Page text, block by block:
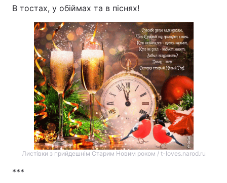
В тостах, у обіймах та в піснях!
Листівки з прийдешнім Старим Новим роком / t-loves.narod.ru
***